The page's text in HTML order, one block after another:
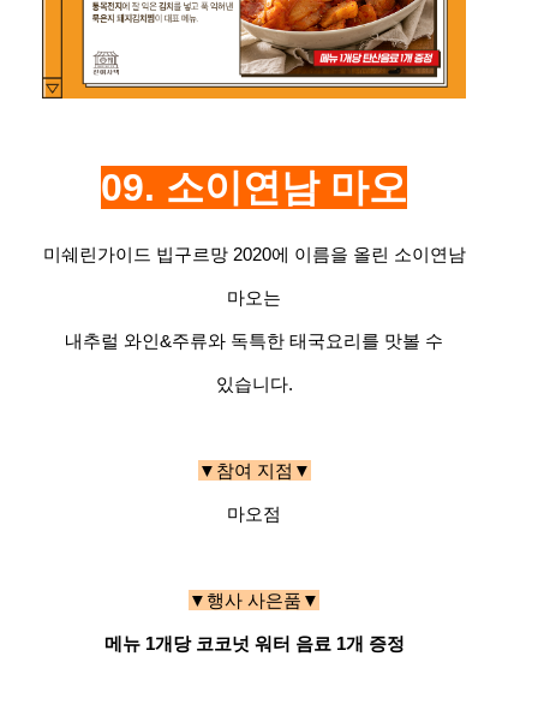
09. 소이연남마오
미쉐린가이드 빕구르망 2020에 이름을 올린 소이연남
마오는
내추럴 와인&주류와 독특한 태국요리를 맛볼 수
있습니다.
▼참여 지점▼
마오점
▼행사 사은품▼
메뉴 1개당 코코넛 워터 음료 1개 증정